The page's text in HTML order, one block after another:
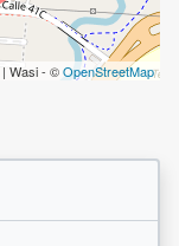
| Wasi - ©OpenStreetMap